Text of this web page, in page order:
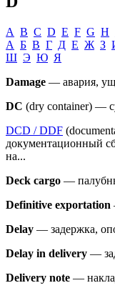
A B C D E F G H
А Б В Г Д Е Ж З
Ш Э Ю Я
Damage — авария,
DC (dry container) —
DCD / DDF
документационный
на...
Deck cargo —
Definitive exportation
Delay — задержка,
Delay in delivery —
Delivery note —